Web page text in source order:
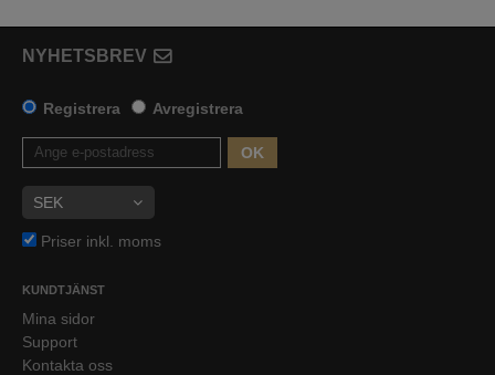
NYHETSBREV
Registrera Avregistrera
OK
Priser inkl. moms
KUNDTJÄNST
Mina sidor
Support
Kontakta oss